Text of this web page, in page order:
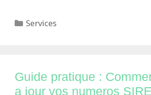
Catégories
Services
Guide pratique :
a jour vos numeros